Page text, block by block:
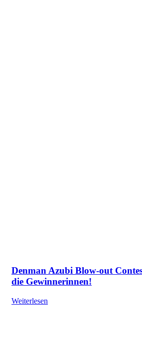
Denman Azubi Blow-out
die Gewinnerinnen!
Weiterlesen